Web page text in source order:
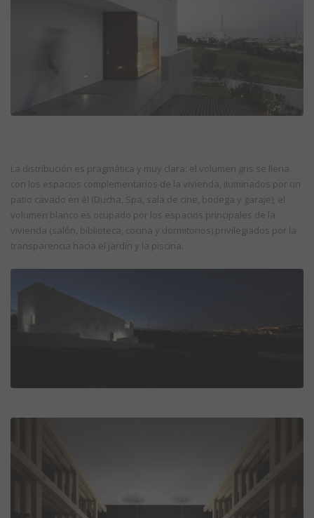
La distribución es pragmática y muy clara: el volumen gris se llena
con los espacios complementarios de la vivienda, iluminados por un
patio cavado en él (Ducha, Spa, sala de cine, bodega y garaje); el
volumen blanco es ocupado por los espacios principales de la
vivienda (salón, biblioteca, cocina y dormitorios) privilegiados por la
transparencia hacia el jardín y la piscina.